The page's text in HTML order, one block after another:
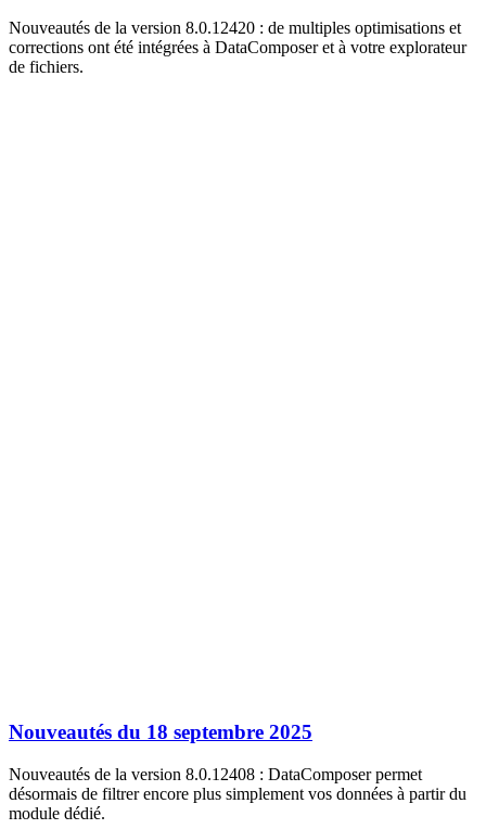
Nouveautés de la version 8.0.12420 : de multiples optimisations et
corrections ont été intégrées à DataComposer et à votre explorateur
de fichiers.
Nouveautés du 18 septembre 2025
Nouveautés de la version 8.0.12408 : DataComposer permet
désormais de filtrer encore plus simplement vos données à partir du
module dédié.